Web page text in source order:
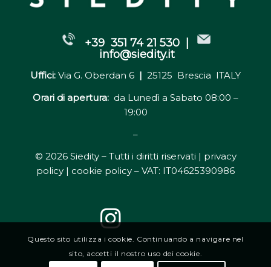
+39 351 74 21 530 |
info@siedity.it
Uffici: Via G. Oberdan 6 | 25125 Brescia ITALY
Orari di apertura: da Lunedì a Sabato 08:00 –
19:00
–
© 2026 Siedity – Tutti i diritti riservati | privacy
policy | cookie policy – VAT: IT04625390986
Questo sito utilizza i cookie. Continuando a navigare nel
sito, accetti il nostro uso dei cookie.